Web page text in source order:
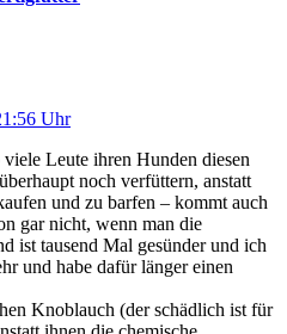
Uhr
Leute ihren Hunden diesen
noch verfüttern, anstatt
und zu barfen – kommt auch
gar nicht, wenn man die
ist tausend Mal gesünder und ich
und habe dafür länger einen
Knoblauch (der schädlich ist für